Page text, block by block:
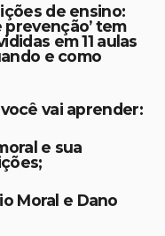
de ensino:
tem
em 11 aulas
e como
vai aprender:
e sua
Moral e Dano